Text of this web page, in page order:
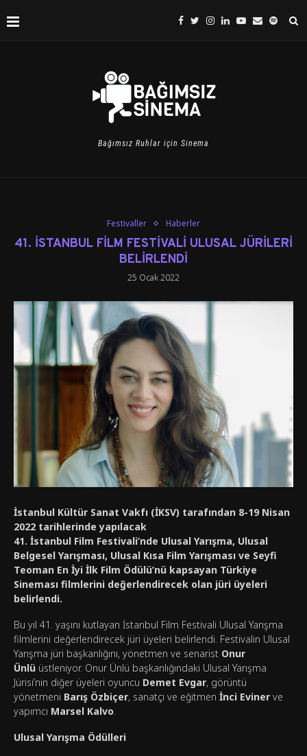
Bağımsız Ruhlar için Sinema
Festivaller Haberler
41. İSTANBUL FİLM FESTİVALİ ULUSAL JÜRİLERİ
BELİRLENDİ
25 Ocak 2022
İstanbul Kültür Sanat Vakfı (İKSV) tarafından 8-19 Nisan
2022 tarihlerinde yapılacak
41. İstanbul Film Festivali’nde Ulusal Yarışma, Ulusal
Belgesel Yarışması, Ulusal Kısa Film Yarışması ve Seyfi
Teoman En İyi İlk Film Ödülü’nü kapsayan Türkiye
Sineması filmlerini değerlendirecek olan jüri üyeleri
belirlendi.
Bu yıl 41. yaşını kutlayan İstanbul Film Festivali Ulusal Yarışma
filmlerini değerlendirecek jüri üyeleri belirlendi. Festivalin Ulusal
Yarışma jüri başkanlığını, yönetmen ve senarist Onur
Ünlü üstleniyor. Onur Ünlü başkanlığındaki Ulusal Yarışma
Jürisi’nin diğer üyeleri oyuncu Demet Evgar, görüntü
yönetmeni Barış Özbiçer, sanatçı ve eğitmen İnci Eviner ve
yapımcı Marsel Kalvo.
Ulusal Yarışma Ödülleri